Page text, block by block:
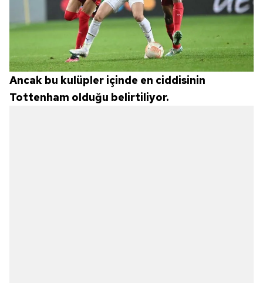
Ancak bu kulüpler içinde en ciddisinin
Tottenham olduğu belirtiliyor.